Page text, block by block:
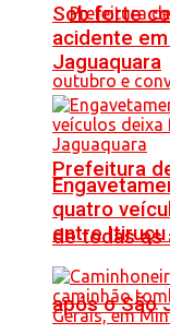
Prefeitura
de todas as
após o São
Sob forte
acidente
Jaguaquara
quatro
entre